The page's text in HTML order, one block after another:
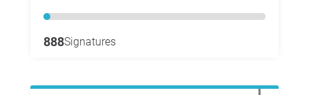
888Signatures